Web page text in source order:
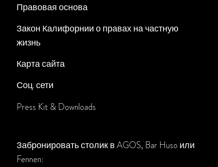
Правовая основа
Закон Калифорнии о правах на частную
жизнь
Карта сайта
Соц. сети
Press Kit & Downloads
Забронировать столик в AGOS, Bar Huso или
Fennen: